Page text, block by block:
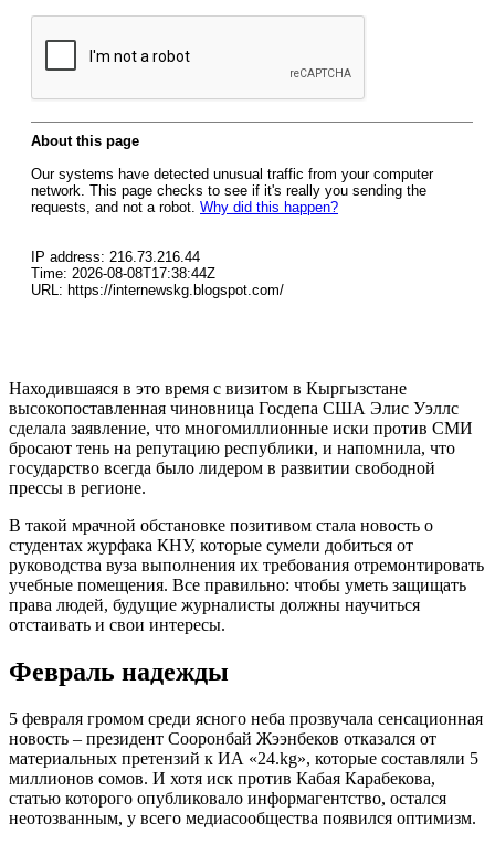
Находившаяся в это время с визитом в Кыргызстане
высокопоставленная чиновница Госдепа США Элис Уэллс
сделала заявление, что многомиллионные иски против СМИ
бросают тень на репутацию республики, и напомнила, что
государство всегда было лидером в развитии свободной
прессы в регионе.
В такой мрачной обстановке позитивом стала новость о
студентах журфака КНУ, которые сумели добиться от
руководства вуза выполнения их требования отремонтировать
учебные помещения. Все правильно: чтобы уметь защищать
права людей, будущие журналисты должны научиться
отстаивать и свои интересы.
Февраль надежды
5 февраля громом среди ясного неба прозвучала сенсационная
новость – президент Сооронбай Жээнбеков отказался от
материальных претензий к ИА «24.kg», которые составляли 5
миллионов сомов. И хотя иск против Кабая Карабекова,
статью которого опубликовало информагентство, остался
неотозванным, у всего медиасообщества появился оптимизм.